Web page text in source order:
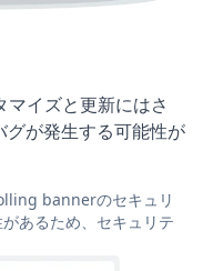
イズと更新にはさ
が発生する可能性が
bannerのセキュリ
あるため、セキュリテ